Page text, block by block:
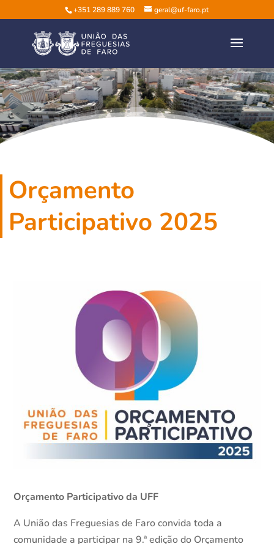
+351 289 889 760 geral@uf-faro.pt
Orçamento
Participativo 2025
Orçamento Participativo da UFF
A União das Freguesias de Faro convida toda a
comunidade a participar na 9.ª edição do Orçamento